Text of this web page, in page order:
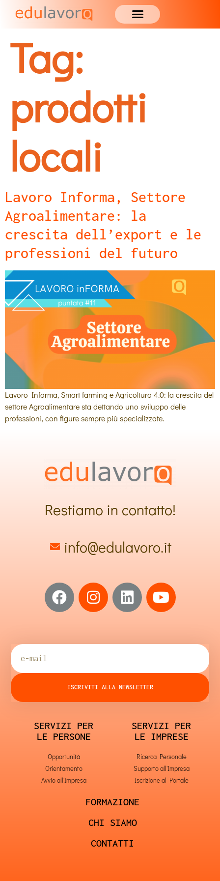
Tag:
prodotti
locali
Lavoro Informa, Settore
Agroalimentare: la
crescita dell’export e le
professioni del futuro
Lavoro Informa, Smart farming e Agricoltura 4.0: la crescita del
settore Agroalimentare sta dettando uno sviluppo delle
professioni, con figure sempre più specializzate.
Restiamo in contatto!
info@edulavoro.it
ISCRIVITI ALLA NEWSLETTER
SERVIZI PER
LE PERSONE
Opportunità
Orientamento
Avvio all'Impresa
SERVIZI PER
LE IMPRESE
Ricerca Personale
Supporto all'Impresa
Iscrizione al Portale
FORMAZIONE
CHI SIAMO
CONTATTI